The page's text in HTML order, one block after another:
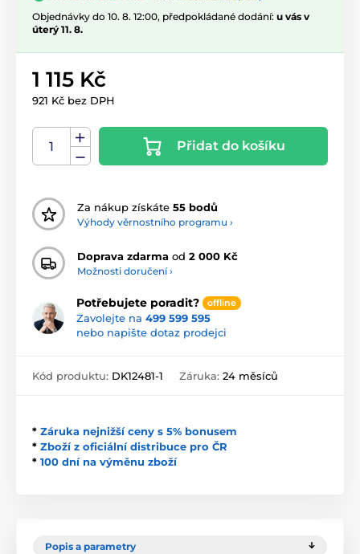
Objednávky do 10. 8. 12:00, předpokládané dodání: u vás v
úterý 11. 8.
1 115 Kč
921 Kč bez DPH
Přidat do košíku
Za nákup získáte 55 bodů
Výhody věrnostního programu ›
Doprava zdarma od 2 000 Kč
Možnosti doručení ›
Potřebujete poradit? offline
Zavolejte na 499 599 595
nebo napište dotaz prodejci
Kód produktu: DK12481-1 Záruka: 24 měsíců
* Záruka nejnižší ceny s 5% bonusem
* Zboží z oficiální distribuce pro ČR
* 100 dní na výměnu zboží
Popis a parametry